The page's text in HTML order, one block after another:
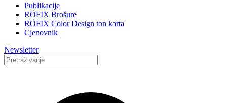
Publikacije
RÖFIX Brošure
RÖFIX Color Design ton karta
Cjenovnik
Newsletter